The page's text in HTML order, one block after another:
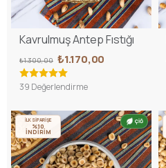
Kavrulmuş Antep Fıstığı
₺1.300,00 ₺1.170,00
39 Değerlendirme
ÇİĞ
İLK SİPARİŞE
%10
İNDİRİM